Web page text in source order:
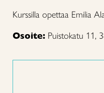
Kurssilla opettaa Emilia
Osoite: Puistokatu 11,